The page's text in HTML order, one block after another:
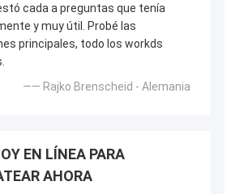
cada a preguntas que tenía
y muy útil. Probé las
principales, todo los workds
—— Rajko Brenscheid - Alemania
EN LÍNEA PARA
AHORA